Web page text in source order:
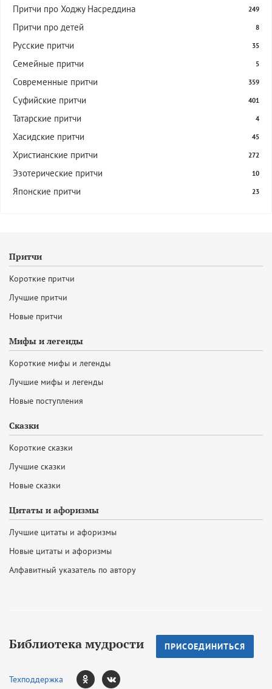
Притчи про Ходжу Насреддина 249
Притчи про детей 8
Русские притчи 35
Семейные притчи 5
Современные притчи 359
Суфийские притчи 401
Татарские притчи 4
Хасидские притчи 45
Христианские притчи 272
Эзотерические притчи 10
Японские притчи 23
Притчи
Короткие притчи
Лучшие притчи
Новые притчи
Мифы и легенды
Короткие мифы и легенды
Лучшие мифы и легенды
Новые поступления
Сказки
Короткие сказки
Лучшие сказки
Новые сказки
Цитаты и афоризмы
Лучшие цитаты и афоризмы
Новые цитаты и афоризмы
Алфавитный указатель по автору
Библиотека мудрости ПРИСОЕДИНИТЬСЯ
Техподдержка